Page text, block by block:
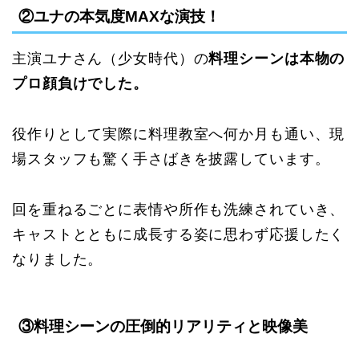
②ユナの本気度MAXな演技！
主演ユナさん（少女時代）の料理シーンは本物の
プロ顔負けでした。
役作りとして実際に料理教室へ何か月も通い、現
場スタッフも驚く手さばきを披露しています。
回を重ねるごとに表情や所作も洗練されていき、
キャストとともに成長する姿に思わず応援したく
なりました。
③料理シーンの圧倒的リアリティと映像美